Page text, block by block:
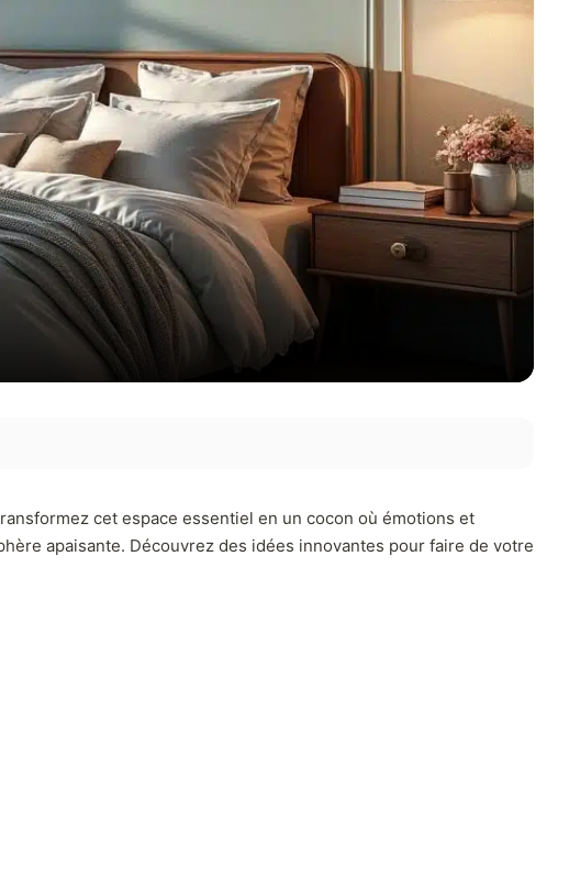
cet espace essentiel en un cocon où émotions et
apaisante. Découvrez des idées innovantes pour faire de votre